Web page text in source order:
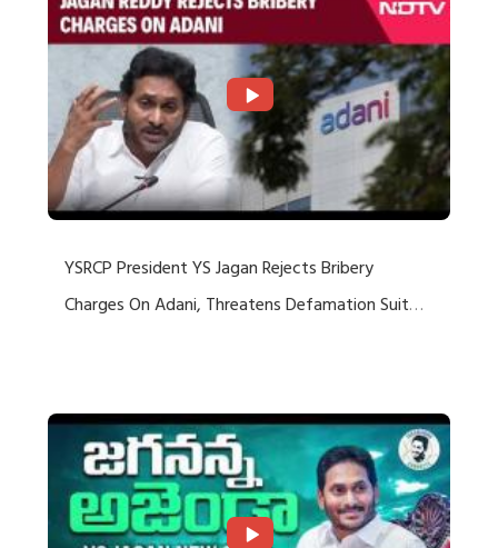
YSRCP President YS Jagan Rejects Bribery
Charges On Adani, Threatens Defamation Suit